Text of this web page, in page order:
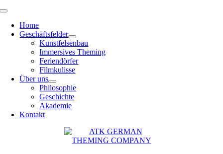
Zum
springen
Toggle
NavigationHome
Geschäftsfelder
Kunstfelsenbau
Immersives Theming
Feriendörfer
Filmkulisse
Über uns
Philosophie
Geschichte
Akademie
Kontakt